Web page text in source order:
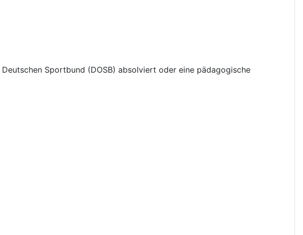
Sportbund (DOSB) absolviert oder eine pädagogische